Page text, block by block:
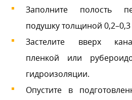
Заполните полость
подушку толщиной
Застелите вверх
пленкой или
гидроизоляции.
Опустите в